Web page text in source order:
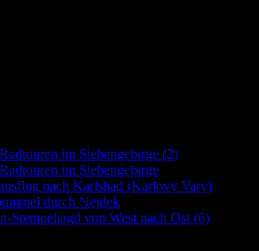
im Siebengebirge (2)
im Siebengebirge
nach Karlsbad (Karlovy Vary)
durch Nejdek
Stempeljagd von West nach Ost (6)